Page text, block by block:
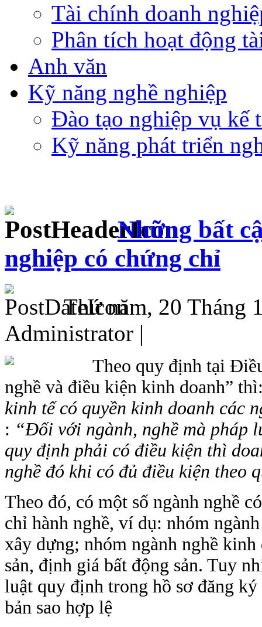
Tài chính doanh
Phân tích hoạt động
Anh văn
Kỹ năng nghề nghiệp
Đào tạo nghiệp vụ kế
Kỹ năng phát triển
Những bất
nghiệp có chứng chỉ
Thứ năm, 20 Tháng
Administrator |
Theo quy định tại
nghề và điều kiện kinh doanh”
kinh tế có quyền kinh doanh các
: “Đối với ngành, nghề mà pháp
quy định phải có điều kiện thì
nghề đó khi có đủ điều kiện theo
Theo đó, có một số ngành nghề
chỉ hành nghề, ví dụ: nhóm
xây dựng; nhóm ngành nghề
sản, định giá bất động sản. Tuy
luật quy định trong hồ sơ đăng
bản sao hợp lệ